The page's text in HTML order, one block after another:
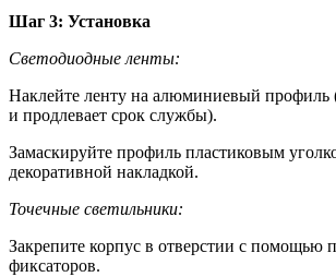
Шаг 3: Установка
Светодиодные ленты:
Наклейте ленту на алюминиевый профиль
и продлевает срок службы).
Замаскируйте профиль пластиковым
декоративной накладкой.
Точечные светильники:
Закрепите корпус в отверстии с помощью
фиксаторов.